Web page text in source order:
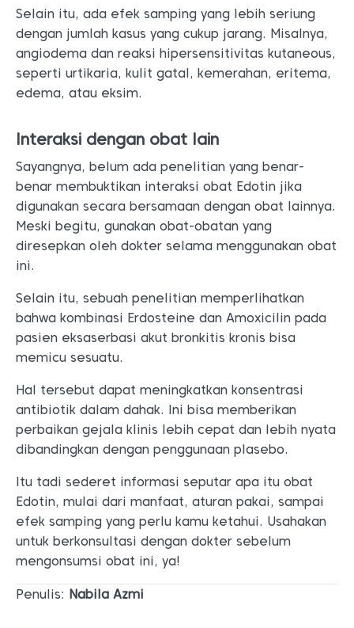
Selain itu, ada efek samping yang lebih seriung
dengan jumlah kasus yang cukup jarang. Misalnya,
angiodema dan reaksi hipersensitivitas kutaneous,
seperti urtikaria, kulit gatal, kemerahan, eritema,
edema, atau eksim.
Interaksi dengan obat lain
Sayangnya, belum ada penelitian yang benar-
benar membuktikan interaksi obat Edotin jika
digunakan secara bersamaan dengan obat lainnya.
Meski begitu, gunakan obat-obatan yang
diresepkan oleh dokter selama menggunakan obat
ini.
Selain itu, sebuah penelitian memperlihatkan
bahwa kombinasi Erdosteine dan Amoxicilin pada
pasien eksaserbasi akut bronkitis kronis bisa
memicu sesuatu.
Hal tersebut dapat meningkatkan konsentrasi
antibiotik dalam dahak. Ini bisa memberikan
perbaikan gejala klinis lebih cepat dan lebih nyata
dibandingkan dengan penggunaan plasebo.
Itu tadi sederet informasi seputar apa itu obat
Edotin, mulai dari manfaat, aturan pakai, sampai
efek samping yang perlu kamu ketahui. Usahakan
untuk berkonsultasi dengan dokter sebelum
mengonsumsi obat ini, ya!
Penulis: Nabila Azmi